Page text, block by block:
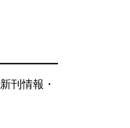
刊情報・